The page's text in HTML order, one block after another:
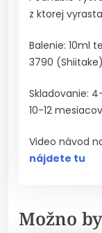
z ktorej
Balenie: 10ml
3790
Skladovanie:
10-12
Video návod
nájdete tu
Možno